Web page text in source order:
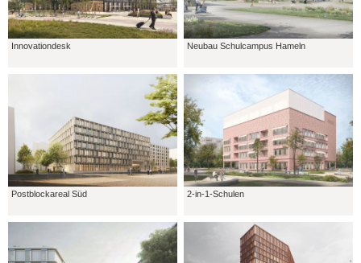
Innovationdesk Neubau Schulcampus Hameln
Postblockareal Süd 2-in-1-Schulen